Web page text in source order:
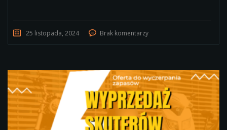
25 listopada, 2024 Brak komentarzy